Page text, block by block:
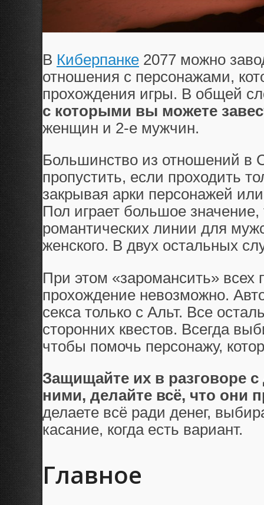
В Киберпанке 2077 можно
отношения с персонажами,
прохождения игры. В общей
с которыми вы можете
женщин и 2-е мужчин.
Большинство из отношений в
пропустить, если проходить
закрывая арки персонажей
Пол играет большое значение,
романтических линии для
женского. В двух остальных
При этом «заромансить» всех
прохождение невозможно.
секса только с Альт. Все
сторонних квестов. Всегда
чтобы помочь персонажу,
Защищайте их в разговоре
ними, делайте всё, что они
делаете всё ради денег,
касание, когда есть вариант.
Главное